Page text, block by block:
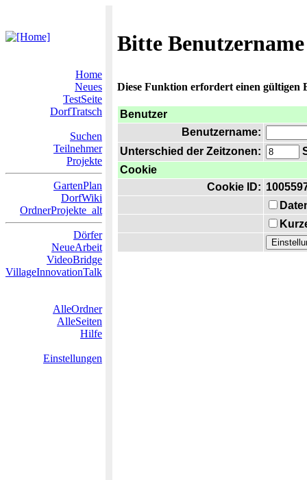
Bitte
Home
Neues
TestSeite
DorfTratsch
Suchen
Teilnehmer
Projekte
GartenPlan
DorfWiki
OrdnerProjekte_alt
Dörfer
NeueArbeit
VideoBridge
VillageInnovationTalk
AlleOrdner
AlleSeiten
Hilfe
Einstellungen
Diese Funktion erfordert einen gültigen
Benutzer
Benutzername:
Unterschied der Zeitzonen:
Cookie
Cookie ID: